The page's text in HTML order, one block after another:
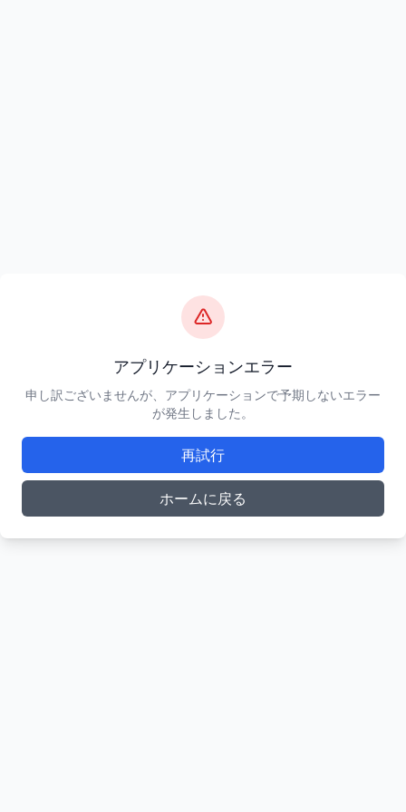
アプリケーションエラー
申し訳ございませんが、アプリケーションで予期しないエラー
が発生しました。
再試行
ホームに戻る